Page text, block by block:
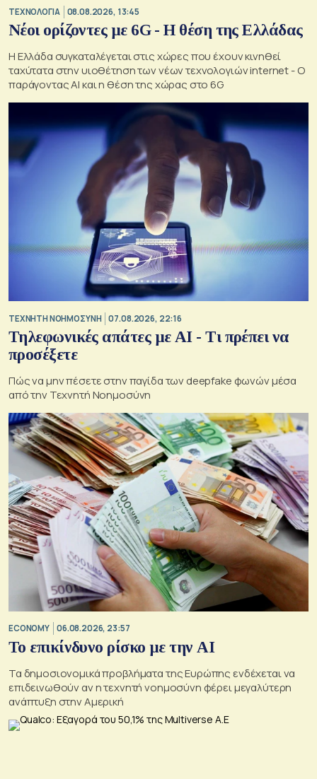
ΤΕΧΝΟΛΟΓΙΑ 08.08.2026, 13:45
Νέοι ορίζοντες με 6G - Η θέση της Ελλάδας
Η Ελλάδα συγκαταλέγεται στις χώρες που έχουν κινηθεί
ταχύτατα στην υιοθέτηση των νέων τεχνολογιών internet - Ο
παράγοντας AI και η θέση της χώρας στο 6G
TΕΧΝΗΤΗ ΝΟΗΜΟΣΥΝΗ 07.08.2026, 22:16
Τηλεφωνικές απάτες με ΑΙ - Τι πρέπει να
προσέξετε
Πώς να μην πέσετε στην παγίδα των deepfake φωνών μέσα
από την Τεχνητή Νοημοσύνη
ECONOMY 06.08.2026, 23:57
Το επικίνδυνο ρίσκο με την ΑΙ
Τα δημοσιονομικά προβλήματα της Ευρώπης ενδέχεται να
επιδεινωθούν αν η τεχνητή νοημοσύνη φέρει μεγαλύτερη
ανάπτυξη στην Αμερική